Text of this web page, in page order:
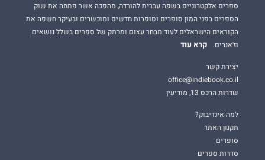
ספרים אלקטרוניים בשפה עברית להורדה, מהפכה אשר פתחה את שוק
הספרים בפני המון סופרים וסופרות חדשים ומוכשרים ובעיקר חשפה את
הקוראים הישראלים לעוד מבחר עצום ומרתק של ספרים בשלל נושאים
וז'אנרים.
קרא עוד
יצירת קשר
office@indiebook.co.il
שדרות הרכס 13, מודיעין
למה אינדיבוק?
תקנון האתר
סופרים
סדרות ספרים